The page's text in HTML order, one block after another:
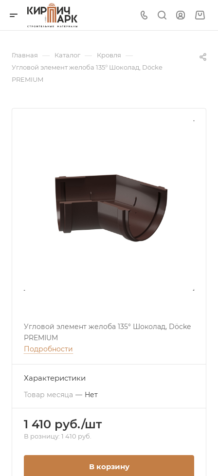
Главная — Каталог — Кровля —
Угловой элемент желоба 135° Шоколад, Döcke
PREMIUM
Угловой элемент желоба 135° Шоколад, Döcke
PREMIUM
Подробности
Характеристики
Товар месяца — Нет
1 410 руб./шт
В розницу: 1 410 руб.
В корзину